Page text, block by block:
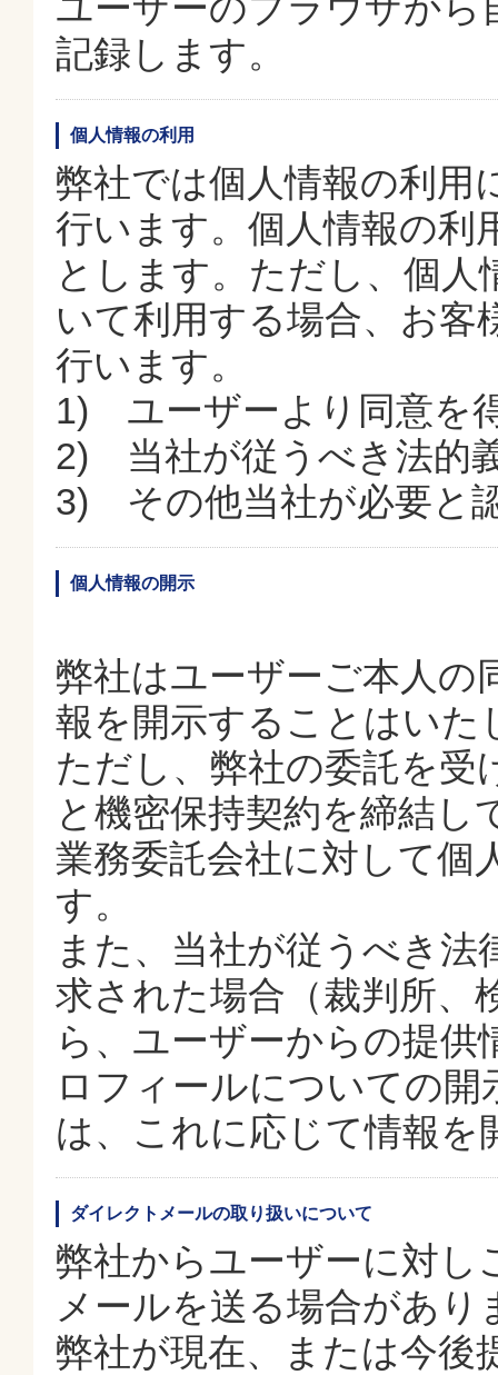
記録します。
個人情報の利用
弊社では個人情報の利用
行います。個人情報の利
とします。ただし、個
いて利用する場合、お客
行います。
1) ユーザーより同意を
2) 当社が従うべき法的
3) その他当社が必要と
個人情報の開示
弊社はユーザーご本人の
報を開示することはいた
ただし、弊社の委託を受
と機密保持契約を締結し
業務委託会社に対して個
す。
また、当社が従うべき
求された場合（裁判所、
ら、ユーザーからの提供
ロフィールについての
は、これに応じて情報を
ダイレクトメールの取り扱いについて
弊社からユーザーに対し
メールを送る場合があ
弊社が現在、または今後